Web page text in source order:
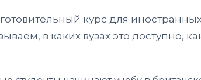
курс для
в каких вузах это доступно,